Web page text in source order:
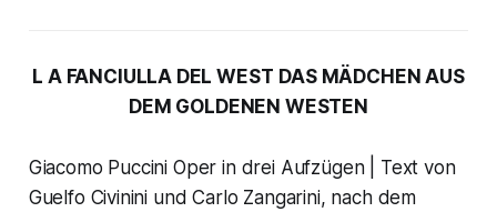
L A FANCIULLA DEL WEST DAS MÄDCHEN AUS
DEM GOLDENEN WESTEN
Giacomo Puccini Oper in drei Aufzügen | Text von
Guelfo Civinini und Carlo Zangarini, nach dem